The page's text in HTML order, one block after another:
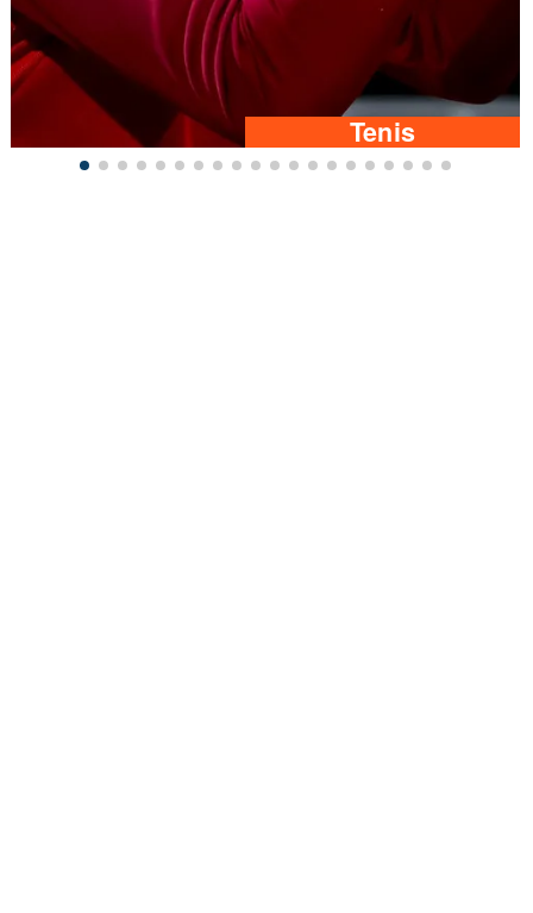
Tenis